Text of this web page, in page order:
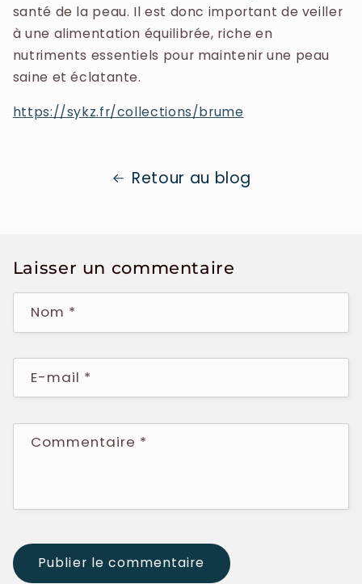
santé de la peau. Il est donc important de veiller
à une alimentation équilibrée, riche en
nutriments essentiels pour maintenir une peau
saine et éclatante.
https://sykz.fr/collections/brume
Retour au blog
Laisser un commentaire
Nom *
E-mail *
Commentaire *